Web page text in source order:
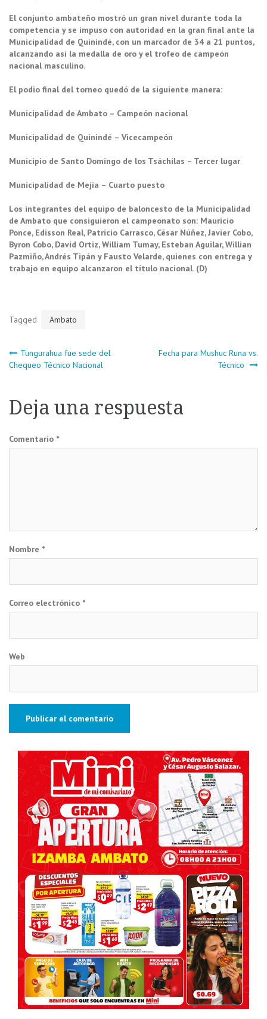
El conjunto ambateño mostró un gran nivel durante toda la
competencia y se impuso con autoridad en la gran final ante la
Municipalidad de Quinindé, con un marcador de 34 a 21 puntos,
alcanzando así la medalla de oro y el trofeo de campeón
nacional masculino.
El podio final del torneo quedó de la siguiente manera:
Municipalidad de Ambato – Campeón nacional
Municipalidad de Quinindé – Vicecampeón
Municipio de Santo Domingo de los Tsáchilas – Tercer lugar
Municipalidad de Mejía – Cuarto puesto
Los integrantes del equipo de baloncesto de la Municipalidad
de Ambato que consiguieron el campeonato son: Mauricio
Ponce, Edisson Real, Patricio Carrasco, César Núñez, Javier Cobo,
Byron Cobo, David Ortiz, William Tumay, Esteban Aguilar, Willian
Pazmiño, Andrés Tipán y Fausto Velarde, quienes con entrega y
trabajo en equipo alcanzaron el título nacional. (D)
Tagged Ambato
Navegación
entradas
Tungurahua fue sede del
Chequeo Técnico Nacional
Fecha para Mushuc Runa vs.
Técnico
Deja una respuesta
Comentario *
Nombre *
Correo electrónico *
Web